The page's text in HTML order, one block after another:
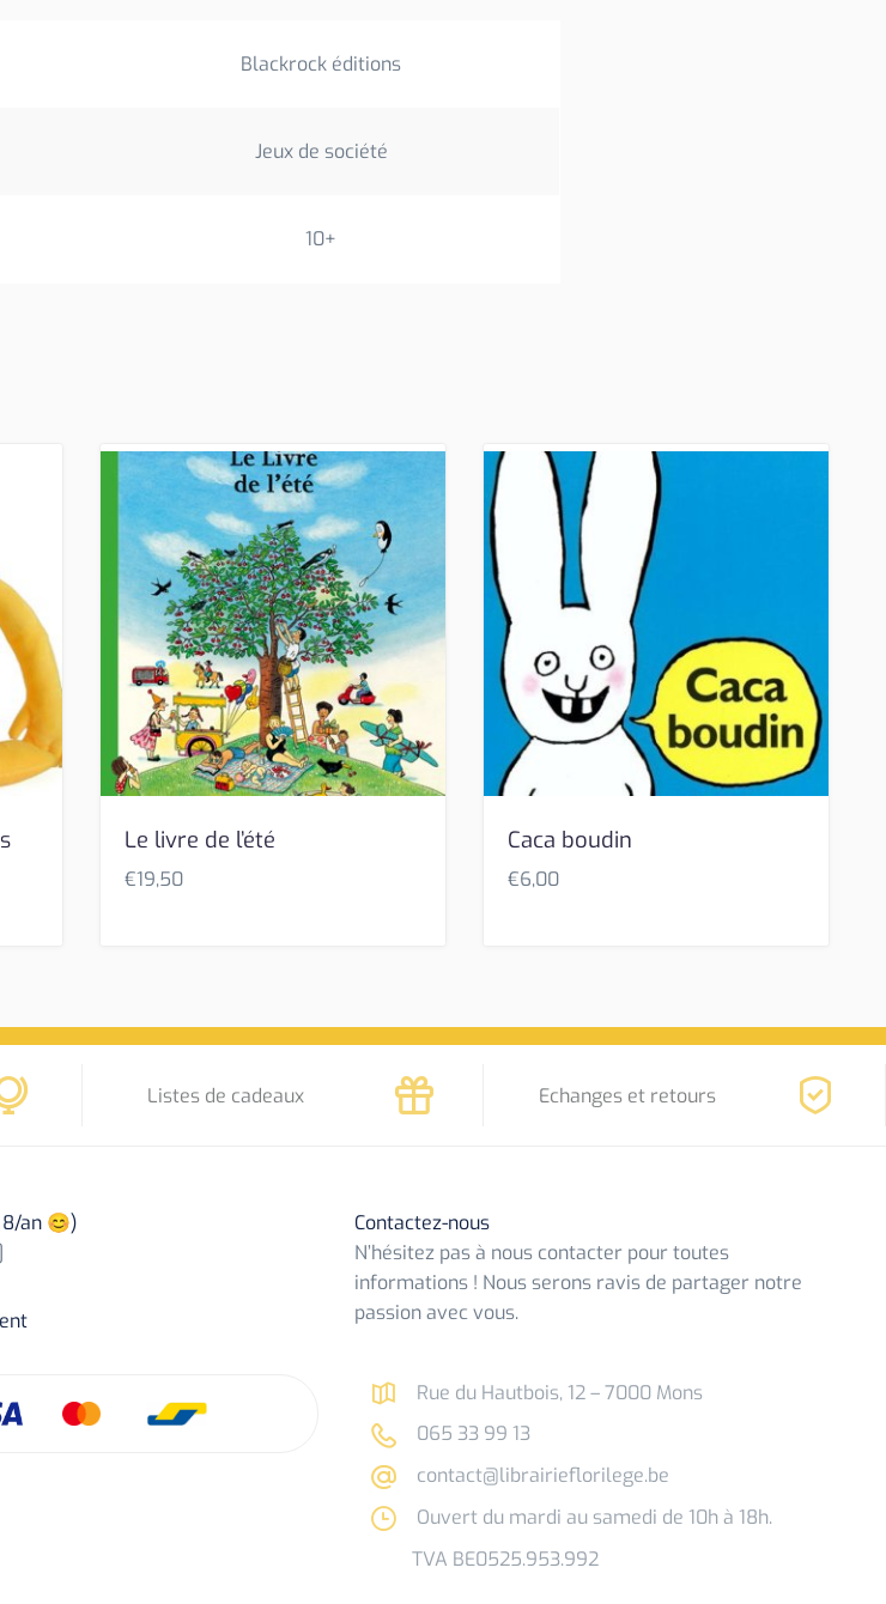
Blackrock éditions
Jeux de société
10+
Le livre de l’été
€19,50
Caca boudin
€6,00
Listes de cadeaux Echanges et retours
an 😊)
Contactez-nous
N’hésitez pas à nous contacter pour toutes
informations ! Nous serons ravis de partager notre
passion avec vous.
Rue du Hautbois, 12 – 7000 Mons
065 33 99 13
contact@librairieflorilege.be
Ouvert du mardi au samedi de 10h à 18h.
TVA BE0525.953.992